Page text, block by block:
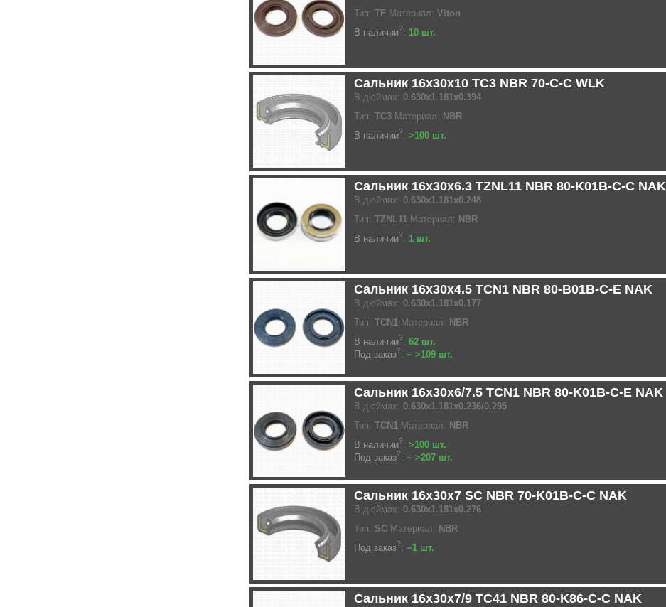
Тип: TF Материал: Viton
В наличии?: 10 шт.
Сальник 16x30x10 TC3 NBR 70-C-C WLK
В дюймах: 0.630x1.181x0.394
Тип: TC3 Материал: NBR
В наличии?: >100 шт.
Сальник 16x30x6.3 TZNL11 NBR 80-K01B-C-C NAK
В дюймах: 0.630x1.181x0.248
Тип: TZNL11 Материал: NBR
В наличии?: 1 шт.
Сальник 16x30x4.5 TCN1 NBR 80-B01B-C-E NAK
В дюймах: 0.630x1.181x0.177
Тип: TCN1 Материал: NBR
В наличии?: 62 шт.
Под заказ?: ~ >109 шт.
Сальник 16x30x6/7.5 TCN1 NBR 80-K01B-C-E NAK
В дюймах: 0.630x1.181x0.236/0.295
Тип: TCN1 Материал: NBR
В наличии?: >100 шт.
Под заказ?: ~ >207 шт.
Сальник 16x30x7 SC NBR 70-K01B-C-C NAK
В дюймах: 0.630x1.181x0.276
Тип: SC Материал: NBR
Под заказ?: ~1 шт.
Сальник 16x30x7/9 TC41 NBR 80-K86-C-C NAK